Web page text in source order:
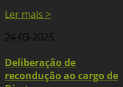
Ler mais >
24-03-2025
Deliberação de
recondução ao cargo de